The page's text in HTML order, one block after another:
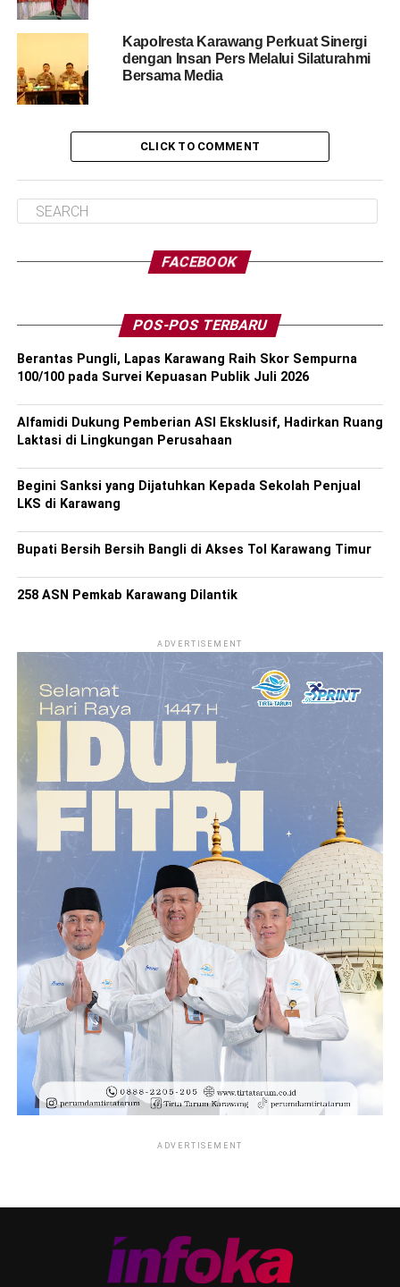
Kapolresta Karawang Perkuat Sinergi
dengan Insan Pers Melalui Silaturahmi
Bersama Media
CLICK TO COMMENT
FACEBOOK
POS-POS TERBARU
Berantas Pungli, Lapas Karawang Raih Skor Sempurna
100/100 pada Survei Kepuasan Publik Juli 2026
Alfamidi Dukung Pemberian ASI Eksklusif, Hadirkan Ruang
Laktasi di Lingkungan Perusahaan
Begini Sanksi yang Dijatuhkan Kepada Sekolah Penjual
LKS di Karawang
Bupati Bersih Bersih Bangli di Akses Tol Karawang Timur
258 ASN Pemkab Karawang Dilantik
ADVERTISEMENT
ADVERTISEMENT